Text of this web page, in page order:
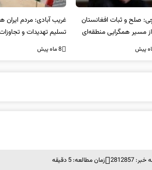
افغانستان
منطقه‌ای
غریب آبادی: مردم ایران هرگز
تسلیم تهدیدات و تجاوزات
نخواهند شد و متحد و منسجم
2812857 زمان مطالعه: 5 دقیقه